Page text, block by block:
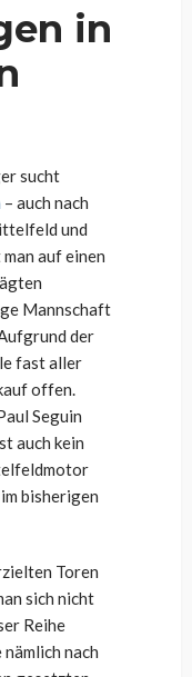
in
sucht
– auch nach
und
auf einen
Mannschaft
der
fast aller
offen.
Seguin
auch kein
bisherigen
Toren
sich nicht
Reihe
nach